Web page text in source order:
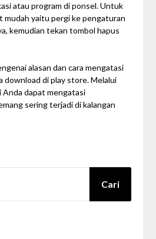
atau program di ponsel. Untuk
mudah yaitu pergi ke pengaturan
kemudian tekan tombol hapus
alasan dan cara mengatasi
download di play store. Melalui
dapat mengatasi
sering terjadi di kalangan
Cari